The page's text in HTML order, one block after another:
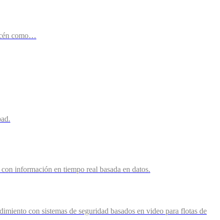
como…
información en tiempo real basada en datos.
con sistemas de seguridad basados en video para flotas de